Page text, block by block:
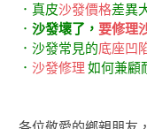
．真皮沙發價格差異
． 沙發壞了， 要修理
．沙發常見的底座凹
． 沙發修理 如何兼顧